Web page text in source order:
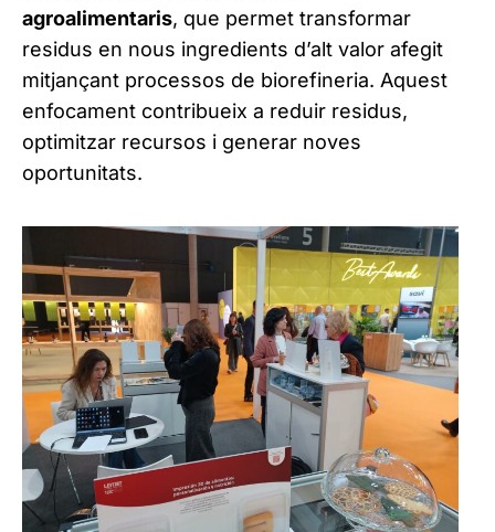
agroalimentaris, que permet transformar
residus en nous ingredients d’alt valor afegit
mitjançant processos de biorefineria. Aquest
enfocament contribueix a reduir residus,
optimitzar recursos i generar noves
oportunitats.